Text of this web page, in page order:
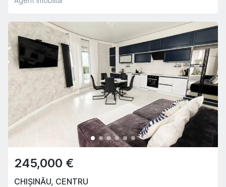
245,000 €
CHIȘINĂU, CENTRU